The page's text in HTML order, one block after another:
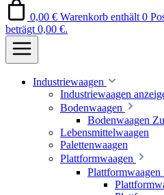
0,00 € Warenkorb enthält 0
beträgt 0,00 €.
Industriewaagen
Industriewaagen
Bodenwaagen
Bodenwaagen
Lebensmittelwaagen
Palettenwaagen
Plattformwaagen
Plattformwaagen